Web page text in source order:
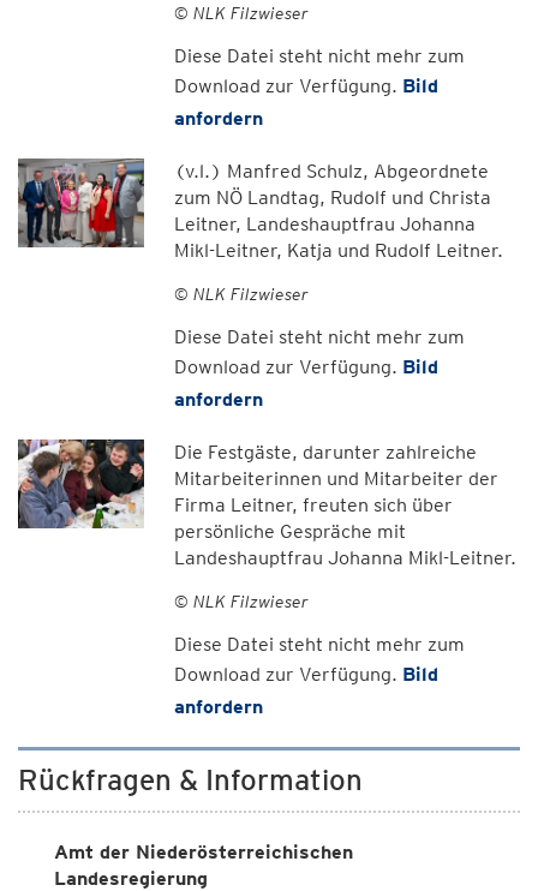
© NLK Filzwieser
Diese Datei steht nicht mehr zum
Download zur Verfügung. Bild
anfordern
(v.l.) Manfred Schulz, Abgeordnete
zum NÖ Landtag, Rudolf und Christa
Leitner, Landeshauptfrau Johanna
Mikl-Leitner, Katja und Rudolf Leitner.
© NLK Filzwieser
Diese Datei steht nicht mehr zum
Download zur Verfügung. Bild
anfordern
Die Festgäste, darunter zahlreiche
Mitarbeiterinnen und Mitarbeiter der
Firma Leitner, freuten sich über
persönliche Gespräche mit
Landeshauptfrau Johanna Mikl-Leitner.
© NLK Filzwieser
Diese Datei steht nicht mehr zum
Download zur Verfügung. Bild
anfordern
Rückfragen & Information
Amt der Niederösterreichischen
Landesregierung